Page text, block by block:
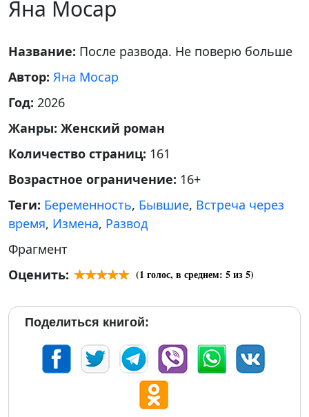
Яна Мосар
Название: После развода. Не поверю больше
Автор: Яна Мосар
Год: 2026
Жанры: Женский роман
Количество страниц: 161
Возрастное ограничение: 16+
Теги: Беременность, Бывшие, Встреча через
время, Измена, Развод
Фрагмент
Оценить:
(1 голос, в среднем: 5из 5)
Поделиться книгой: